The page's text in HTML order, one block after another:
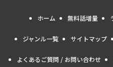
ホーム 無料話増量
ジャンル一覧 サイトマップ
よくあるご質問 / お問い合わせ